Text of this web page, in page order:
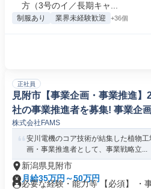
方（3号のイ／長期キャ...
制服あり 業界未経験歓迎 +36個
正社員
見附市【事業企画・事業推進
社の事業推進者を募集! 事業企
株式会社FAMS
安川電機のコア技術が結集した植物
画・事業推進者として、事業戦略立...
新潟県見附市
月給35万円～50万円
必要な経験・能力等 【必須】 ・